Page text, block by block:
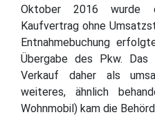
Oktober 2016 wurde
Kaufvertrag ohne
Entnahmebuchung
Übergabe des Pkw.
Verkauf daher als
weiteres, ähnlich
Wohnmobil) kam die